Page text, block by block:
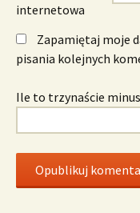
internetowa
Zapamiętaj moje
pisania kolejnych
Ile to trzynaście